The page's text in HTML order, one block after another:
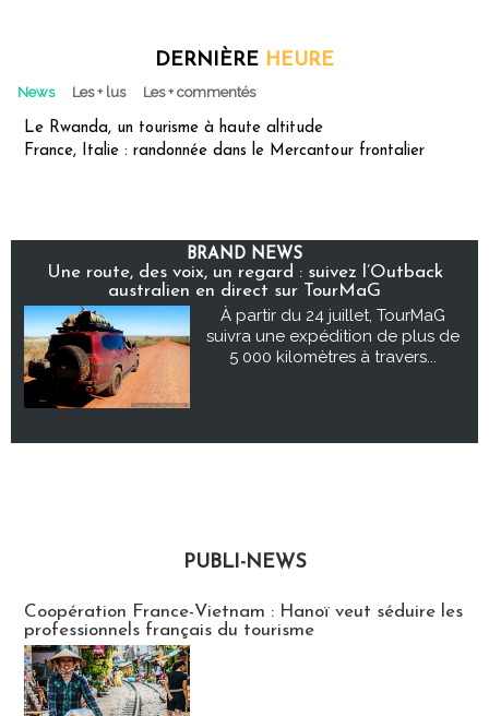
DERNIÈRE HEURE
News Les + lus Les + commentés
Le Rwanda, un tourisme à haute altitude
France, Italie : randonnée dans le Mercantour frontalier
BRAND NEWS
Une route, des voix, un regard : suivez l’Outback
australien en direct sur TourMaG
À partir du 24 juillet, TourMaG
suivra une expédition de plus de
5 000 kilomètres à travers...
PUBLI-NEWS
Coopération France-Vietnam : Hanoï veut séduire les
professionnels français du tourisme